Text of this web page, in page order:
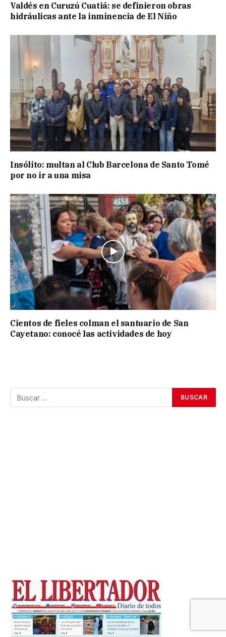
Valdés en Curuzú Cuatiá: se definieron obras
hidráulicas ante la inminencia de El Niño
Insólito: multan al Club Barcelona de Santo Tomé
por no ir a una misa
Cientos de fieles colman el santuario de San
Cayetano: conocé las actividades de hoy